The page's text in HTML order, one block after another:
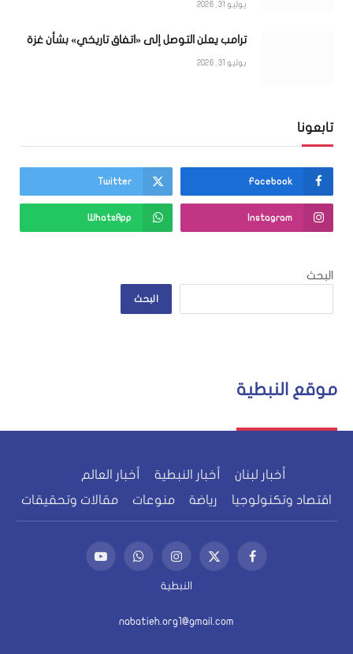
يوليو 31, 2026
ترامب يعلن التوصل إلى «اتفاق تاريخي» بشأن غزة
يوليو 31, 2026
تابعونا
Facebook
Twitter
Instagram
WhatsApp
البحث
البحث
موقع النبطية
أخبار لبنان أخبار النبطية
أخبار العالم
اقتصاد وتكنولوجيا
رياضة منوعات مقالات وتحقيقات
فيسبوكX
(Twitter)
الانستغرامواتساب يوتيوب
النبطية
nabatieh.org1@gmail.com